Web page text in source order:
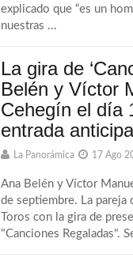
explicado que “es un
nuestras ...
La gira de
Belén y Víctor
Cehegín el día
entrada
La Panorámica 17 Ago
Ana Belén y Víctor
de septiembre. La pareja
Toros con la gira de
"Canciones Regaladas".